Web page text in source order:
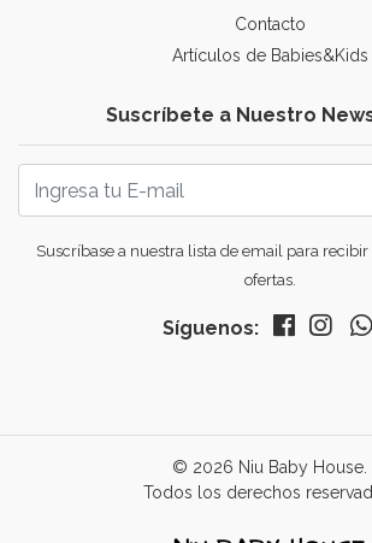
Contacto
Artículos de Babies&Kids
Suscríbete a Nuestro
Suscríbase a nuestra lista de email para
ofertas.
Síguenos:
© 2026 Niu Baby House.
Todos los derechos